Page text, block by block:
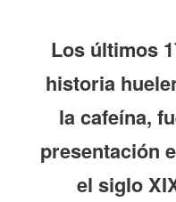
Los últimos
historia
la cafeína,
presentación
el siglo